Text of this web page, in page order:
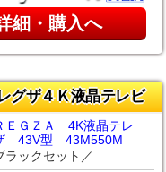
細・購入へ
グザ４Ｋ液晶テレビ
ＥＧＺＡ 4K液晶テレ
43V型 43M550M
ックセット／